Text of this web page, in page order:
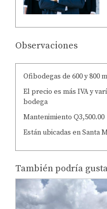
Observaciones
Ofibodegas de 600 y 800
El precio es más IVA y
bodega
Mantenimiento Q3,500.00
Están ubicadas en Santa
También podría